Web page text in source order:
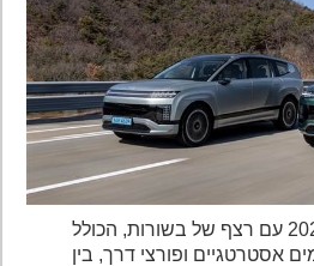
יונדאי פותחת את שנת 2026 עם רצף של בשורות, הכולל
אסטרטגיים ופורצי דרך, בין